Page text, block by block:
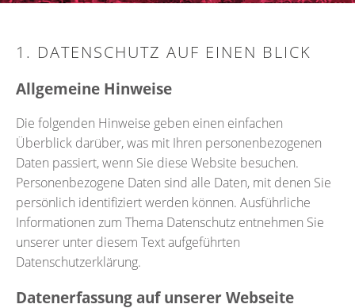
1. DATENSCHUTZ AUF EINEN BLICK
Allgemeine Hinweise
Die folgenden Hinweise geben einen einfachen
Überblick darüber, was mit Ihren personenbezogenen
Daten passiert, wenn Sie diese Website besuchen.
Personenbezogene Daten sind alle Daten, mit denen Sie
persönlich identifiziert werden können. Ausführliche
Informationen zum Thema Datenschutz entnehmen Sie
unserer unter diesem Text aufgeführten
Datenschutzerklärung.
Datenerfassung auf unserer Webseite